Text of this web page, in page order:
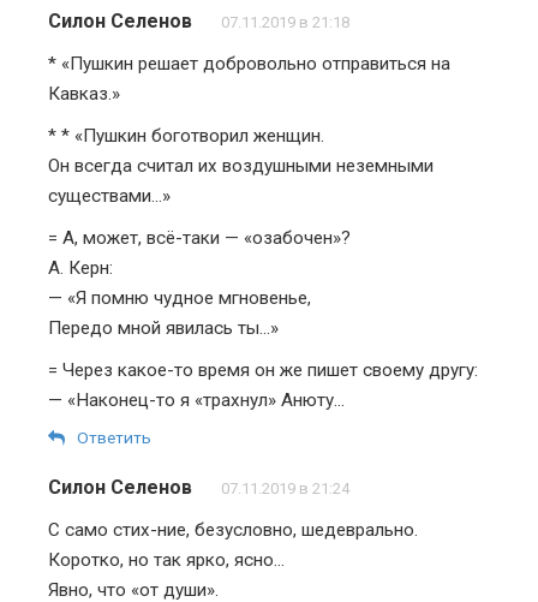
Силон Селенов 07.11.2019 в 21:18
* «Пушкин решает добровольно отправиться на
Кавказ.»
* * «Пушкин боготворил женщин.
Он всегда считал их воздушными неземными
существами…»
= А, может, всё-таки — «озабочен»?
А. Керн:
— «Я помню чудное мгновенье,
Передо мной явилась ты…»
= Через какое-то время он же пишет своему другу:
— «Наконец-то я «трахнул» Анюту…
Ответить
Силон Селенов 07.11.2019 в 21:24
С само стих-ние, безусловно, шедеврально.
Коротко, но так ярко, ясно…
Явно, что «от души».